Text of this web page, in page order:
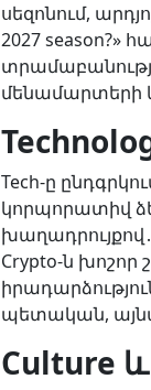
սեզոնում,
2027 season?»
մենամարտերի
Tech-ը
կորպորատիվ
Crypto-ն
պետական,
Culture